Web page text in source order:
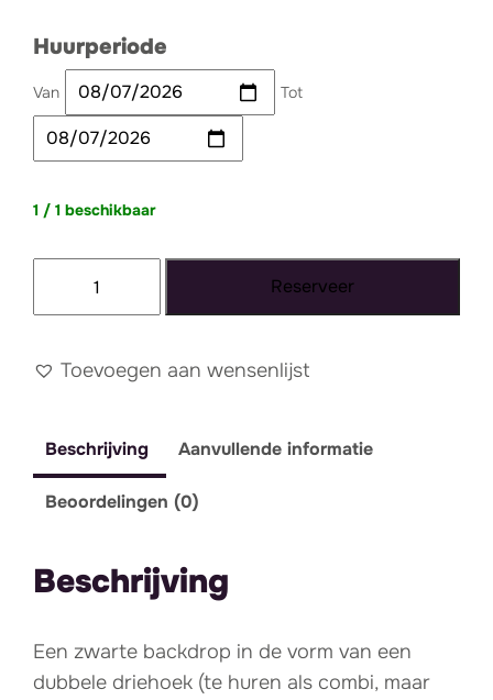
Huurperiode
Van Tot
1 / 1 beschikbaar
dubbel
Reserveer
Toevoegen aan wensenlijst
Beschrijving Aanvullende informatie
Beoordelingen (0)
Beschrijving
Een zwarte backdrop in de vorm van een
dubbele driehoek (te huren als combi, maar